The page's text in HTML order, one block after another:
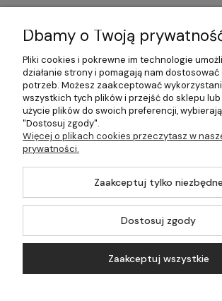
©2026 Wszelkie Prawa Zastrzeżone | 499.pl -
Dbamy o Twoją
Pliki cookies i pokrewne im technologie
działanie strony i pomagają nam
potrzeb. Możesz zaakceptować
wszystkich tych plików i przejść do sklepu
użycie plików do swoich preferencji,
"Dostosuj zgody".
Więcej o plikach cookies przeczytasz w
prywatności.
Zaakceptuj tylko niezbędne
Dostosuj zgody
Zaakceptuj wszystkie